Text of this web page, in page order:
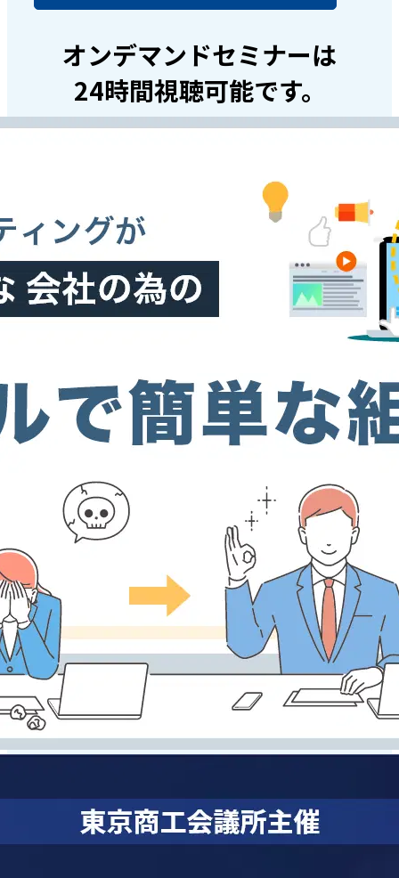
オンデマンドセミナーは
24時間視聴可能です。